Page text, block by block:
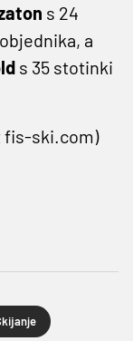
s 24
a
s 35 stotinki
fis-ski.com)